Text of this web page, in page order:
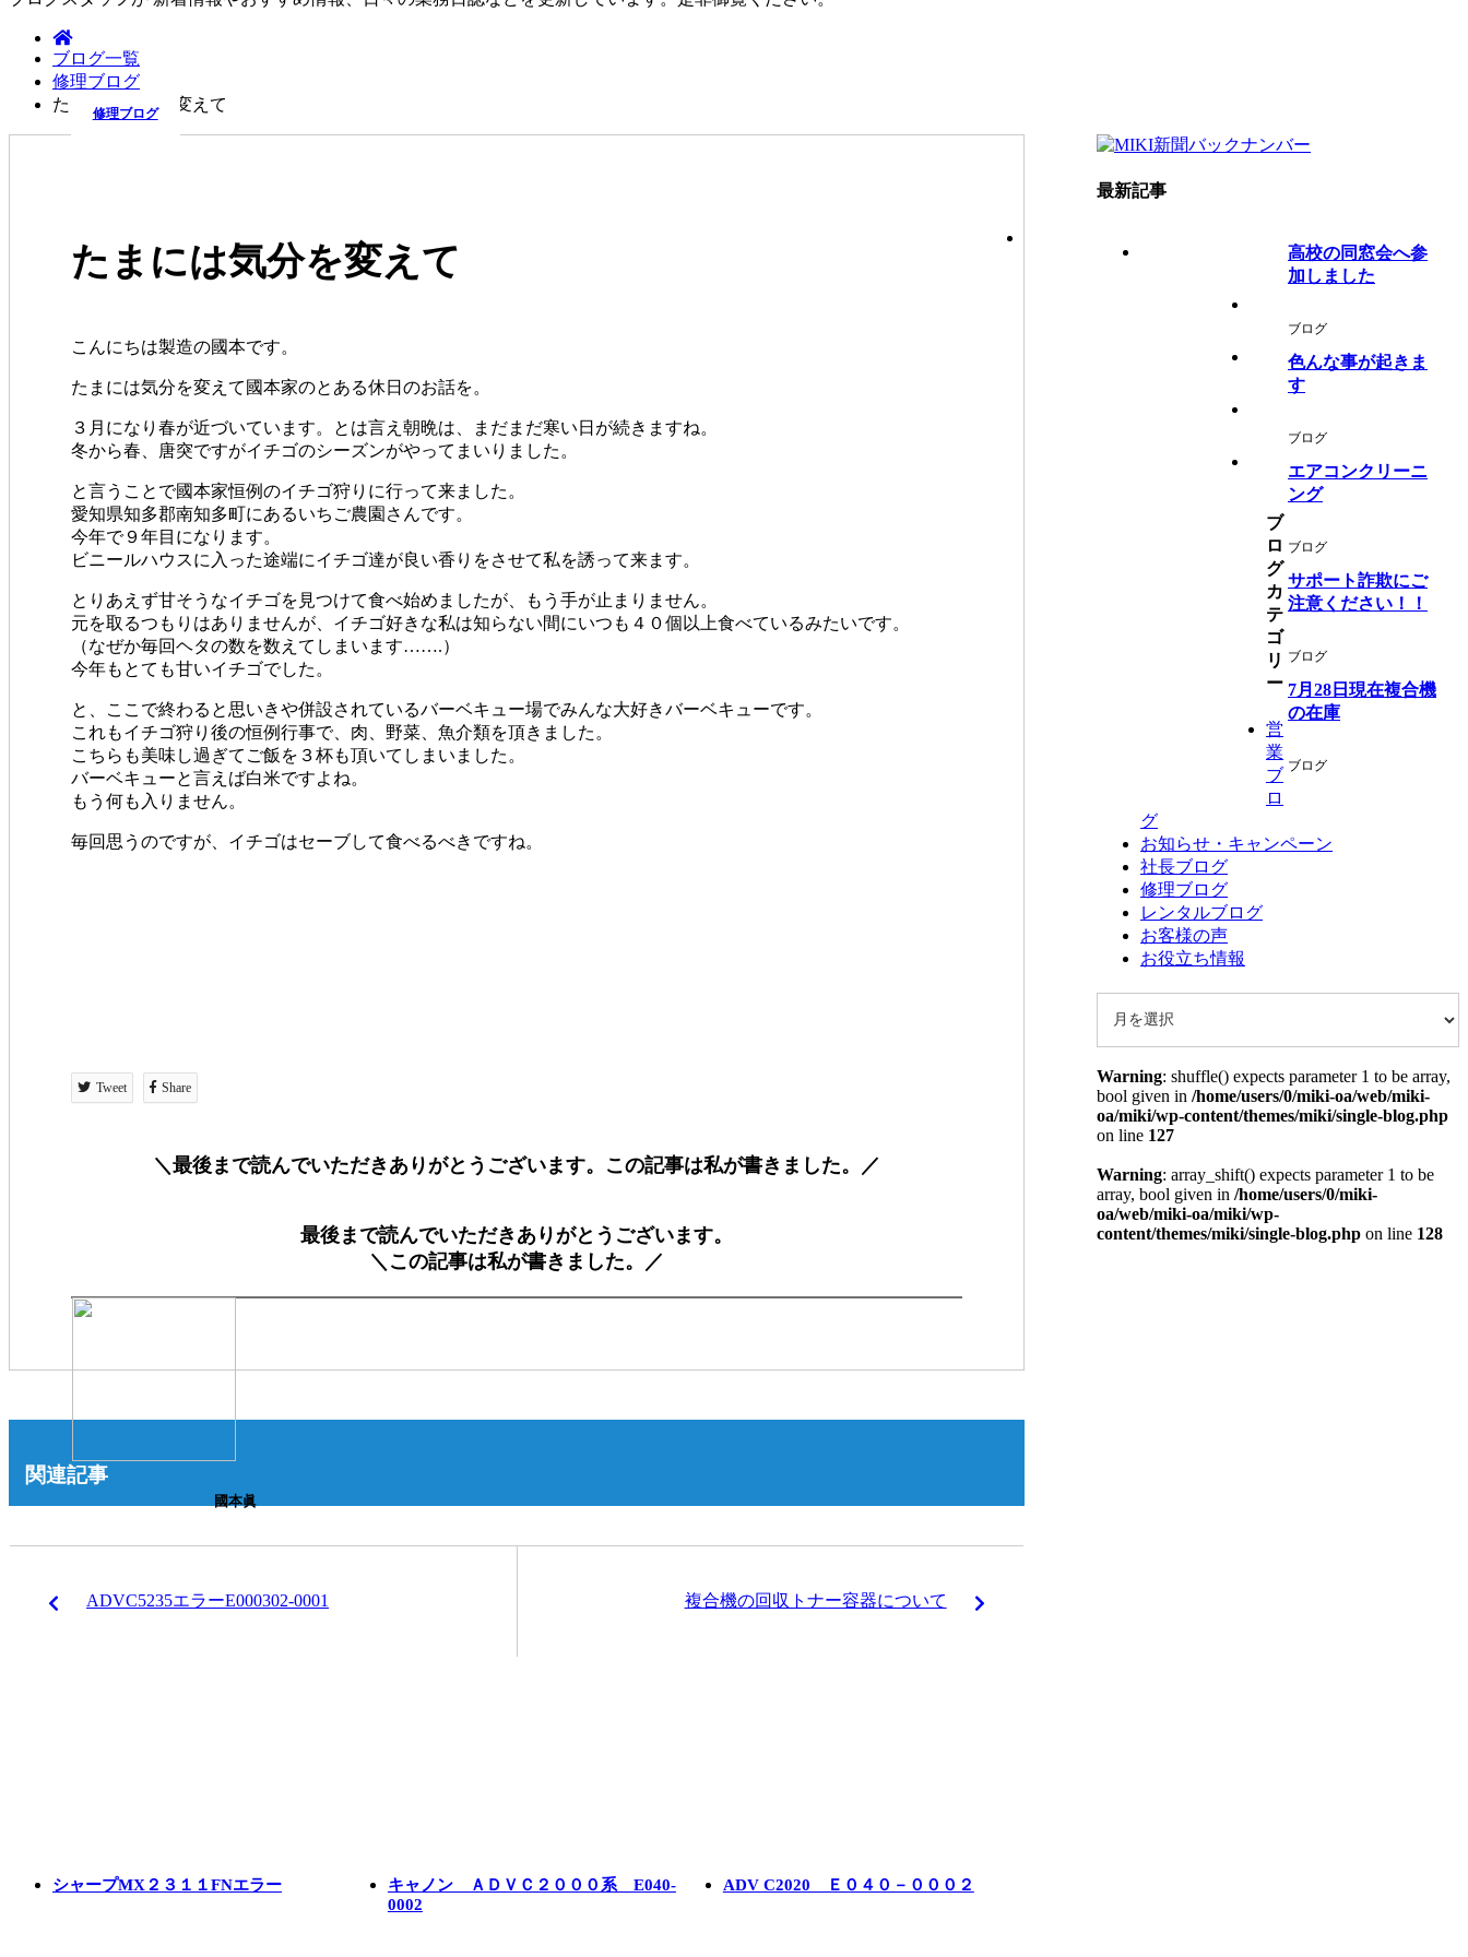
ブログ一覧
修理ブログ
たまには気分を変えて
修理ブログ
たまには気分を変えて
こんにちは製造の國本です。
たまには気分を変えて國本家のとある休日のお話を。
３月になり春が近づいています。とは言え朝晩は、まだまだ寒い日が続きますね。
冬から春、唐突ですがイチゴのシーズンがやってまいりました。
と言うことで國本家恒例のイチゴ狩りに行って来ました。
愛知県知多郡南知多町にあるいちご農園さんです。
今年で９年目になります。
ビニールハウスに入った途端にイチゴ達が良い香りをさせて私を誘って来ます。
とりあえず甘そうなイチゴを見つけて食べ始めましたが、もう手が止まりません。
元を取るつもりはありませんが、イチゴ好きな私は知らない間にいつも４０個以上食べているみたいです。
（なぜか毎回ヘタの数を数えてしまいます…….）
今年もとても甘いイチゴでした。
と、ここで終わると思いきや併設されているバーベキュー場でみんな大好きバーベキューです。
これもイチゴ狩り後の恒例行事で、肉、野菜、魚介類を頂きました。
こちらも美味し過ぎてご飯を３杯も頂いてしまいました。
バーベキューと言えば白米ですよね。
もう何も入りません。
毎回思うのですが、イチゴはセーブして食べるべきですね。
Tweet Share
＼最後まで読んでいただきありがとうございます。この記事は私が書きました。／
最後まで読んでいただきありがとうございます。
＼この記事は私が書きました。／
國本眞
ADVC5235エラーE000302-0001 複合機の回収トナー容器について
関連記事
シャープMX２３１１FNエラー
キャノン ＡＤＶＣ２０００系 E040-
0002
ADV C2020 Ｅ０４０－０００２
最新記事
高校の同窓会へ参
加しました
ブログ
色んな事が起きま
す
ブログ
エアコンクリーニ
ング
ブログ
サポート詐欺にご
注意ください！！
ブログ
7月28日現在複合機
の在庫
ブログ
ブ
ロ
グ
カ
テ
ゴ
リ
ー
営
業
ブ
ロ
グ
お知らせ・キャンペーン
社長ブログ
修理ブログ
レンタルブログ
お客様の声
お役立ち情報
Warning: shuffle() expects parameter 1 to be array,
bool given in /home/users/0/miki-oa/web/miki-
oa/miki/wp-content/themes/miki/single-blog.php
on line 127
Warning: array_shift() expects parameter 1 to be
array, bool given in /home/users/0/miki-
oa/web/miki-oa/miki/wp-
content/themes/miki/single-blog.php on line 128